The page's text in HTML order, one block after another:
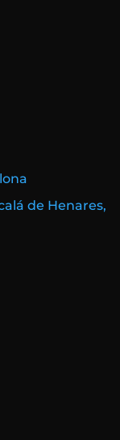
de Henares,